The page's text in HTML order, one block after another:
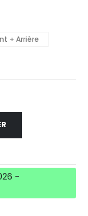
+ Arrière
-